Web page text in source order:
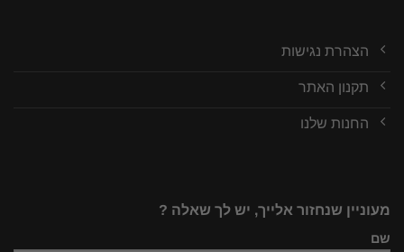
הצהרת נגישות
תקנון האתר
החנות שלנו
מעוניין שנחזור אלייך, יש לך שאלה ?
שם